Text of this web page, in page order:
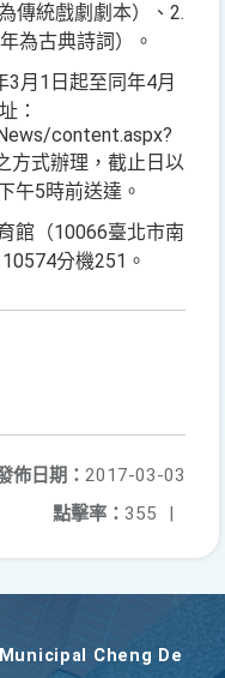
傳統戲劇劇本）、 2.
年為古典詩詞）。
3月 1 日起至同年4月
：
content.aspx?
方式辦理，截止日以
午5時前送達。
館（10066臺北市南
分機251 。
佈日期： 2017-03-03
點擊率： 355 |
Municipal Cheng De